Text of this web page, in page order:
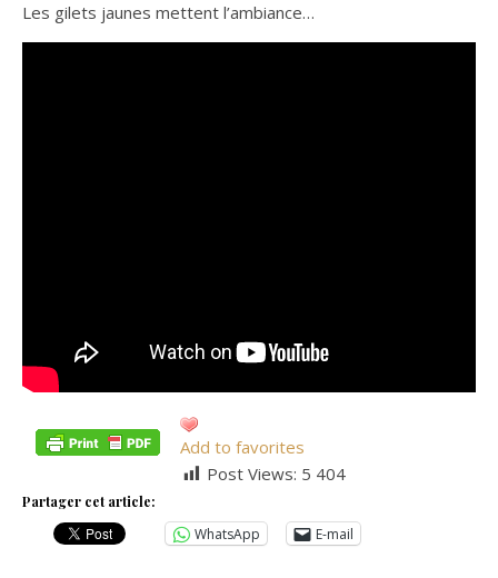
Les gilets jaunes mettent l’ambiance…
Add to favorites
Post Views: 5 404
Partager cet article:
WhatsApp E-mail